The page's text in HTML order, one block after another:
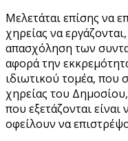
Μελετάται επίσης να
χηρείας να
απασχόληση των
αφορά την
ιδιωτικού τομέα, που
χηρείας του
που εξετάζονται
οφείλουν να